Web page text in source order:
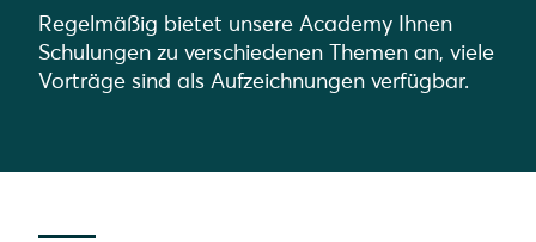
Regelmäßig bietet unsere Academy Ihnen
Schulungen zu verschiedenen Themen an, viele
Vorträge sind als Aufzeichnungen verfügbar.